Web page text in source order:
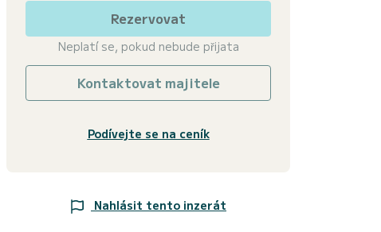
Rezervovat
Neplatí se, pokud nebude přijata
Kontaktovat majitele
Podívejte se na ceník
Nahlásit tento inzerát